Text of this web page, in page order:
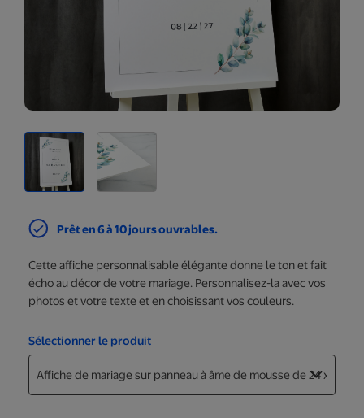
Prêt en 6 à 10 jours ouvrables.
Cette affiche personnalisable élégante donne le ton et fait
écho au décor de votre mariage. Personnalisez-la avec vos
photos et votre texte et en choisissant vos couleurs.
Sélectionner le produit